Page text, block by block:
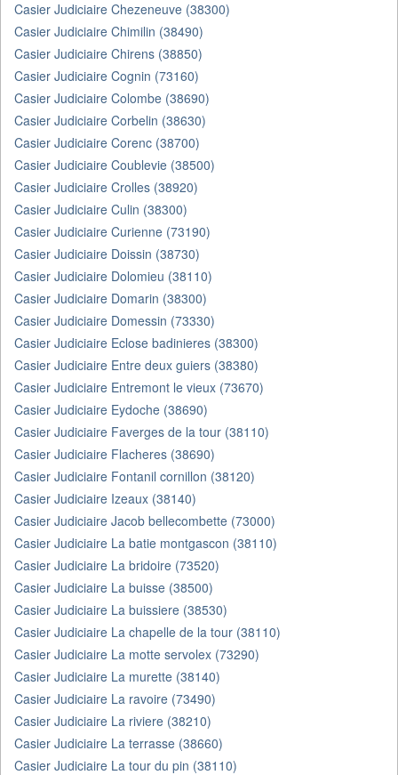
Casier Judiciaire Chezeneuve (38300)
Casier Judiciaire Chimilin (38490)
Casier Judiciaire Chirens (38850)
Casier Judiciaire Cognin (73160)
Casier Judiciaire Colombe (38690)
Casier Judiciaire Corbelin (38630)
Casier Judiciaire Corenc (38700)
Casier Judiciaire Coublevie (38500)
Casier Judiciaire Crolles (38920)
Casier Judiciaire Culin (38300)
Casier Judiciaire Curienne (73190)
Casier Judiciaire Doissin (38730)
Casier Judiciaire Dolomieu (38110)
Casier Judiciaire Domarin (38300)
Casier Judiciaire Domessin (73330)
Casier Judiciaire Eclose badinieres (38300)
Casier Judiciaire Entre deux guiers (38380)
Casier Judiciaire Entremont le vieux (73670)
Casier Judiciaire Eydoche (38690)
Casier Judiciaire Faverges de la tour (38110)
Casier Judiciaire Flacheres (38690)
Casier Judiciaire Fontanil cornillon (38120)
Casier Judiciaire Izeaux (38140)
Casier Judiciaire Jacob bellecombette (73000)
Casier Judiciaire La batie montgascon (38110)
Casier Judiciaire La bridoire (73520)
Casier Judiciaire La buisse (38500)
Casier Judiciaire La buissiere (38530)
Casier Judiciaire La chapelle de la tour (38110)
Casier Judiciaire La motte servolex (73290)
Casier Judiciaire La murette (38140)
Casier Judiciaire La ravoire (73490)
Casier Judiciaire La riviere (38210)
Casier Judiciaire La terrasse (38660)
Casier Judiciaire La tour du pin (38110)